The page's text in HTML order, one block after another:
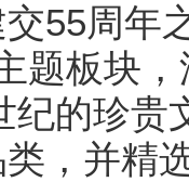
55周年
题板块
纪的珍贵
，并精